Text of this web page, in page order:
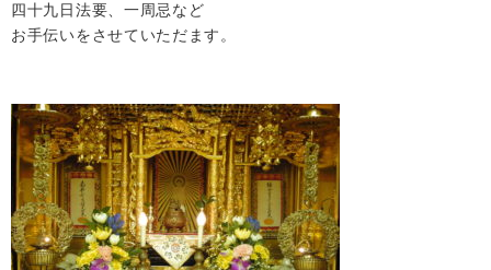
四十九日法要、一周忌など
お手伝いをさせていただます。